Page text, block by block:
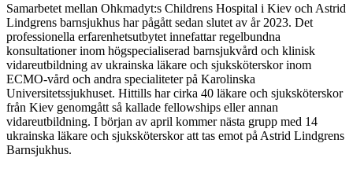
Samarbetet mellan Ohkmadyt:s Childrens Hospital i Kiev och Astrid
Lindgrens barnsjukhus har pågått sedan slutet av år 2023. Det
professionella erfarenhetsutbytet innefattar regelbundna
konsultationer inom högspecialiserad barnsjukvård och klinisk
vidareutbildning av ukrainska läkare och sjuksköterskor inom
ECMO-vård och andra specialiteter på Karolinska
Universitetssjukhuset. Hittills har cirka 40 läkare och sjuksköterskor
från Kiev genomgått så kallade fellowships eller annan
vidareutbildning. I början av april kommer nästa grupp med 14
ukrainska läkare och sjuksköterskor att tas emot på Astrid Lindgrens
Barnsjukhus.